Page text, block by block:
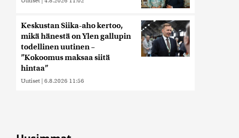
Keskustan Siika-aho kertoo,
mikä hänestä on Ylen gallupin
todellinen uutinen –
”Kokoomus maksaa siitä
hintaa”
Uutiset | 6.8.2026 11:56